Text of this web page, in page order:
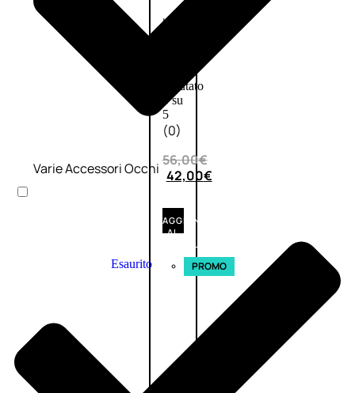
L’OCCITANE
Valutato
0su
5
(0)
56,00€
42,00€
AGGIUNGI
AL
CARRELLO
Esaurito PROMO
Varie Accessori Occhi